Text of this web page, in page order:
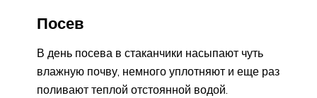
Посев
В день посева в стаканчики насыпают чуть
влажную почву, немного уплотняют и еще раз
поливают теплой отстоянной водой.